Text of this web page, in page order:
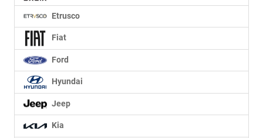
Etrusco
Fiat
Ford
Hyundai
Jeep
Kia